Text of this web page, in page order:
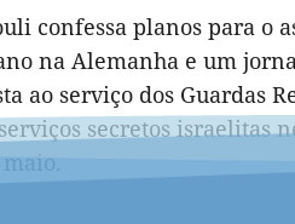
confessa planos para o
na Alemanha e um
ao serviço dos Guardas
secretos israelitas